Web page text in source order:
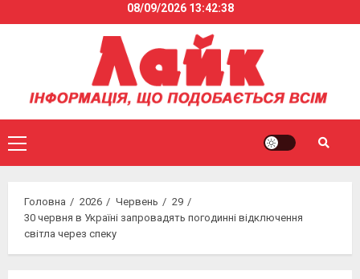
to
08/09/2026 13:42:38
Primary
Menu
Головна 2026 Червень
29
30 червня в Україні запровадять погодинні відключення
світла через спеку